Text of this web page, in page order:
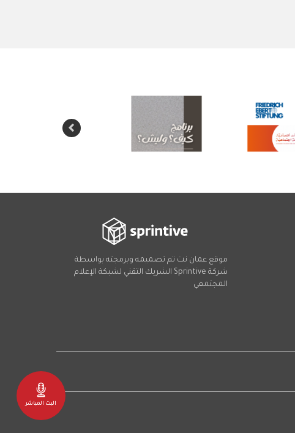
البث المباشر
موقع عمان نت تم تصميمه وبرمجته بواسطة
شركة Sprintive الشريك التقني لشبكة الإعلام
المجتمعي